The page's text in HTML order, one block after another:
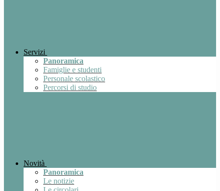
Servizi
Panoramica
Famiglie e studenti
Personale scolastico
Percorsi di studio
Novità
Panoramica
Le notizie